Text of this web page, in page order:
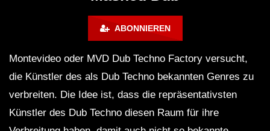
FINGERS IN THE NOISE – Deep and
dub techno mix – Muzaikfm 038
Dub Techno Sessions Episode 055
ABONNIEREN
Montevideo oder MVD Dub Techno Factory versucht,
die Künstler des als Dub Techno bekannten Genres zu
verbreiten. Die Idee ist, dass die repräsentativsten
Künstler des Dub Techno diesen Raum für ihre